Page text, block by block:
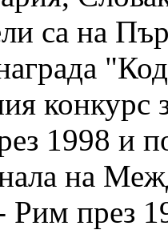
са на
конкурс
1998 и
на
Рим през